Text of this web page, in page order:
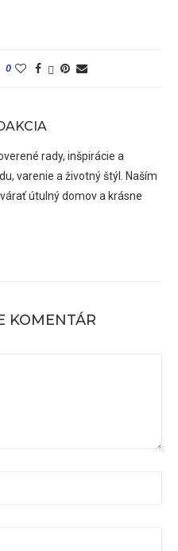
0
rady, inšpirácie a
varenie a životný štýl. Naším
útulný domov a krásne
KOMENTÁR